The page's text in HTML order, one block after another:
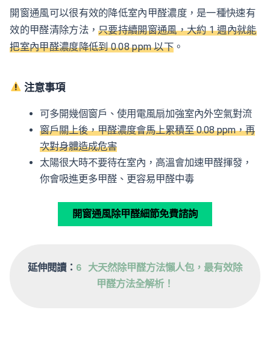
開窗通風可以很有效的降低室內甲醛濃度，是一種快速有
效的甲醛清除方法，只要持續開窗通風，大約 1 週內就能
把室內甲醛濃度降低到 0.08 ppm 以下 。
注意事項
可多開幾個窗戶、使用電風扇加強室內外空氣對流
窗戶關上後，甲醛濃度會馬上累積至 0.08 ppm，再
次對身體造成危害
太陽很大時不要待在室內，高溫會加速甲醛揮發，
你會吸進更多甲醛、更容易甲醛中毒
開窗通風除甲醛細節免費諮詢
延伸閱讀： 6 大天然除甲醛方法懶人包，最有效除
甲醛方法全解析！